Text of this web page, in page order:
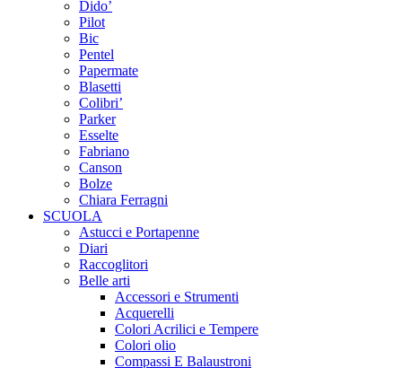
Dido’
Pilot
Bic
Pentel
Papermate
Blasetti
Colibri’
Parker
Esselte
Fabriano
Canson
Bolze
Chiara Ferragni
SCUOLA
Astucci e Portapenne
Diari
Raccoglitori
Belle arti
Accessori e Strumenti
Acquerelli
Colori Acrilici e Tempere
Colori olio
Compassi E Balaustroni